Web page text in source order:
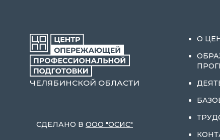
ЧЕЛЯБИНСКОЙ ОБЛАСТИ
СДЕЛАНО В ООО "ОСИС"
О